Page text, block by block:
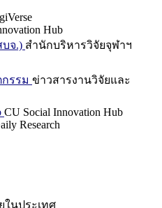
Hub
จ.) สำนักบริหารวิจัยจุฬาฯ
รรม ข่าวสารงานวิจัยและ
CU Social Innovation Hub
Research
ในประเทศ